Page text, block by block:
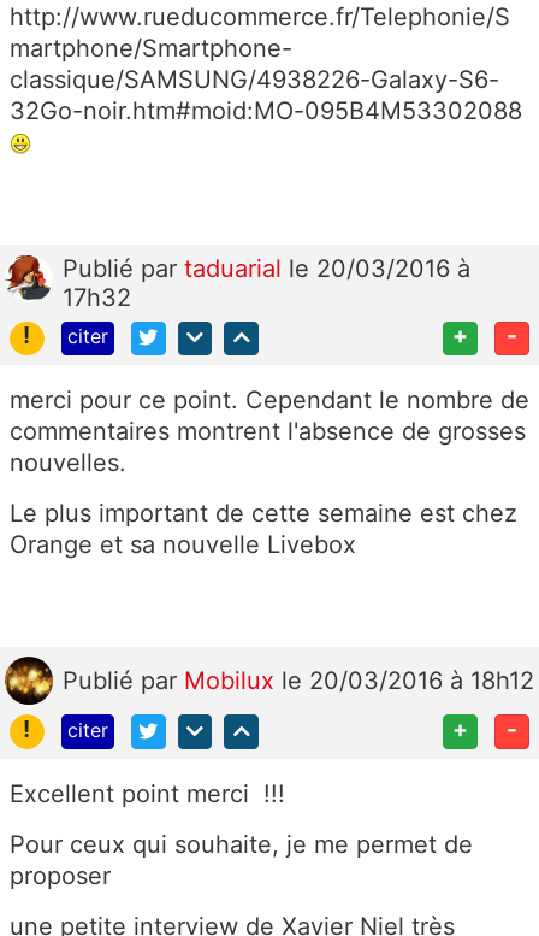
http://www.rueducommerce.fr/Telephonie/S
martphone/Smartphone-
classique/SAMSUNG/4938226-Galaxy-S6-
32Go-noir.htm#moid:MO-095B4M53302088
Publié par taduarial le 20/03/2016 à
17h32
!
citer + -
merci pour ce point. Cependant le nombre de
commentaires montrent l'absence de grosses
nouvelles.
Le plus important de cette semaine est chez
Orange et sa nouvelle Livebox
Publié par Mobilux le 20/03/2016 à 18h12
!
citer + -
Excellent point merci !!!
Pour ceux qui souhaite, je me permet de
proposer
une petite interview de Xavier Niel très